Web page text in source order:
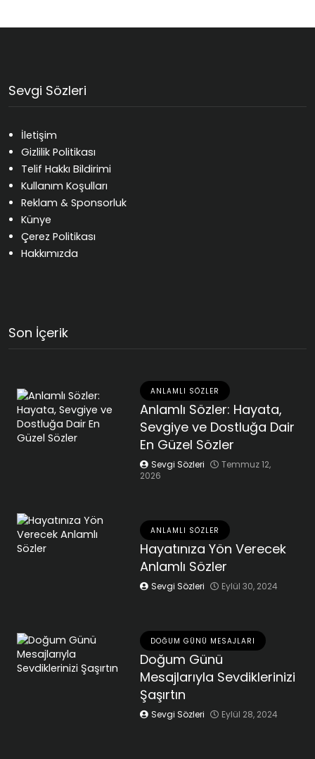
Sevgi Sözleri
İletişim
Gizlilik Politikası
Telif Hakkı Bildirimi
Kullanım Koşulları
Reklam & Sponsorluk
Künye
Çerez Politikası
Hakkımızda
Son İçerik
ANLAMLI SÖZLER
Anlamlı Sözler: Hayata,
Sevgiye ve Dostluğa Dair
En Güzel Sözler
Sevgi Sözleri
Temmuz 12,
2026
ANLAMLI SÖZLER
Hayatınıza Yön Verecek
Anlamlı Sözler
Sevgi Sözleri Eylül 30, 2024
DOĞUM GÜNÜ MESAJLARI
Doğum Günü
Mesajlarıyla Sevdiklerinizi
Şaşırtın
Sevgi Sözleri Eylül 28, 2024